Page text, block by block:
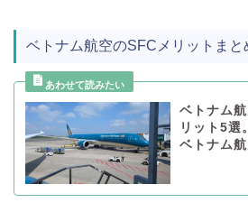
ベトナム航空のSFCメリットまと
ベトナム
リット5選
ベトナム航